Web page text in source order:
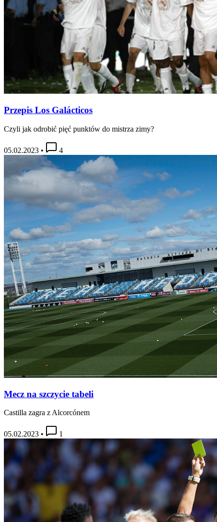
Przepis Los Galácticos
Czyli jak odrobić pięć punktów do mistrza zimy?
05.02.2023 • 4
Mecz na szczycie tabeli
Castilla zagra z Alcorcónem
05.02.2023 • 1